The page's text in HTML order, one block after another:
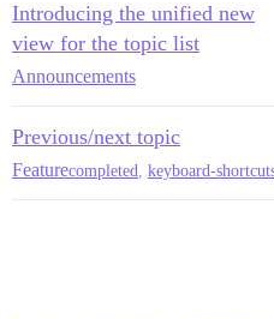
Introducing the unified new
view for the topic list
Announcements
Previous/next topic
Featurecompleted keyboard-